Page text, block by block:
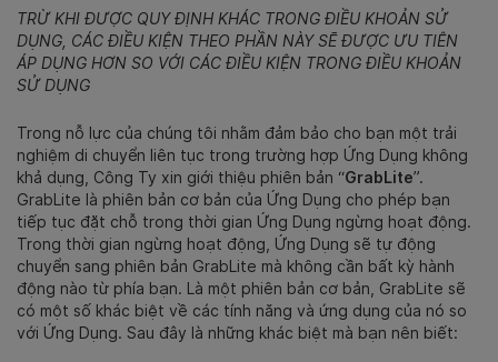
TRỪ KHI ĐƯỢC QUY ĐỊNH KHÁC TRONG ĐIỀU KHOẢN SỬ
DỤNG, CÁC ĐIỀU KIỆN THEO PHẦN NÀY SẼ ĐƯỢC ƯU TIÊN
ÁP DỤNG HƠN SO VỚI CÁC ĐIỀU KIỆN TRONG ĐIỀU KHOẢN
SỬ DỤNG
Trong nỗ lực của chúng tôi nhằm đảm bảo cho bạn một trải
nghiệm di chuyển liên tục trong trường hợp Ứng Dụng không
khả dụng, Công Ty xin giới thiệu phiên bản “GrabLite”.
GrabLite là phiên bản cơ bản của Ứng Dụng cho phép bạn
tiếp tục đặt chỗ trong thời gian Ứng Dụng ngừng hoạt động.
Trong thời gian ngừng hoạt động, Ứng Dụng sẽ tự động
chuyển sang phiên bản GrabLite mà không cần bất kỳ hành
động nào từ phía bạn. Là một phiên bản cơ bản, GrabLite sẽ
có một số khác biệt về các tính năng và ứng dụng của nó so
với Ứng Dụng. Sau đây là những khác biệt mà bạn nên biết: